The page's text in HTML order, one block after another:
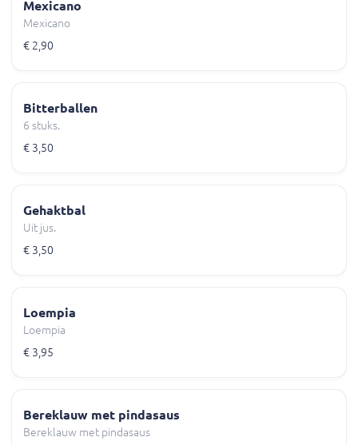
Mexicano
Mexicano
€ 2,90
Bitterballen
6 stuks.
€ 3,50
Gehaktbal
Uit jus.
€ 3,50
Loempia
Loempia
€ 3,95
Bereklauw met pindasaus
Bereklauw met pindasaus